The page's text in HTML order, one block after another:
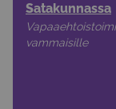
Satakunnassa
vammaisille